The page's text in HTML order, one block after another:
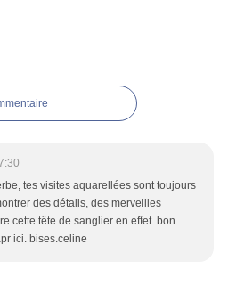
tes visites aquarellées sont toujours
des détails, des merveilles
cette tête de sanglier en effet. bon
ici. bises.celine